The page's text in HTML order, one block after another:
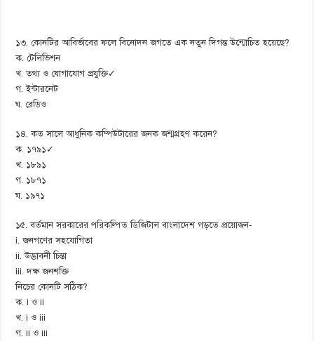
১৩. কোনটির আবির্ভাবের ফলে বিনোদন জগতে এক নতুন দিগন্ত উন্মোচিত হয়েছে?
ক. টেলিভিশন
খ. তথ্য ও যোগাযোগ প্রযুক্তি✓
গ. ইন্টারনেট
ঘ. রেডিও
১৪. কত সালে আধুনিক কম্পিউটারের জনক জন্মগ্রহণ করেন?
ক. ১৭৯১✓
খ. ১৮৯১
গ. ১৮৭১
ঘ. ১৯৭১
১৫. বর্তমান সরকারের পরিকল্পিত ডিজিটাল বাংলাদেশ গড়তে প্রয়োজন-
i. জনগণের সহযোগিতা
ii. উদ্ভাবনী চিন্তা
iii. দক্ষ জনশক্তি
নিচের কোনটি সঠিক?
ক. i ও ii
খ. i ও iii
গ. ii ও iii